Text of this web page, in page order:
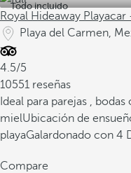
Todo incluido
Royal Hideaway
Playa del Carmen,
4.5/5
10551 reseñas
Ideal para parejas , bodas
mielUbicación de
playaGalardonado con 4
Compare